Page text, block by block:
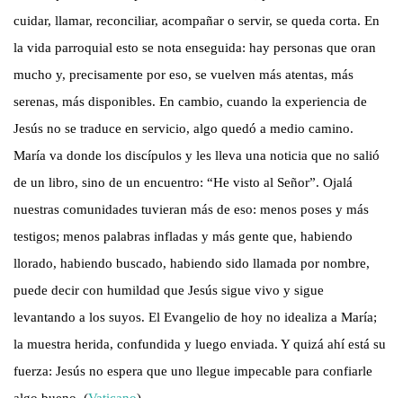
cuidar, llamar, reconciliar, acompañar o servir, se queda corta. En
la vida parroquial esto se nota enseguida: hay personas que oran
mucho y, precisamente por eso, se vuelven más atentas, más
serenas, más disponibles. En cambio, cuando la experiencia de
Jesús no se traduce en servicio, algo quedó a medio camino.
María va donde los discípulos y les lleva una noticia que no salió
de un libro, sino de un encuentro: “He visto al Señor”. Ojalá
nuestras comunidades tuvieran más de eso: menos poses y más
testigos; menos palabras infladas y más gente que, habiendo
llorado, habiendo buscado, habiendo sido llamada por nombre,
puede decir con humildad que Jesús sigue vivo y sigue
levantando a los suyos. El Evangelio de hoy no idealiza a María;
la muestra herida, confundida y luego enviada. Y quizá ahí está su
fuerza: Jesús no espera que uno llegue impecable para confiarle